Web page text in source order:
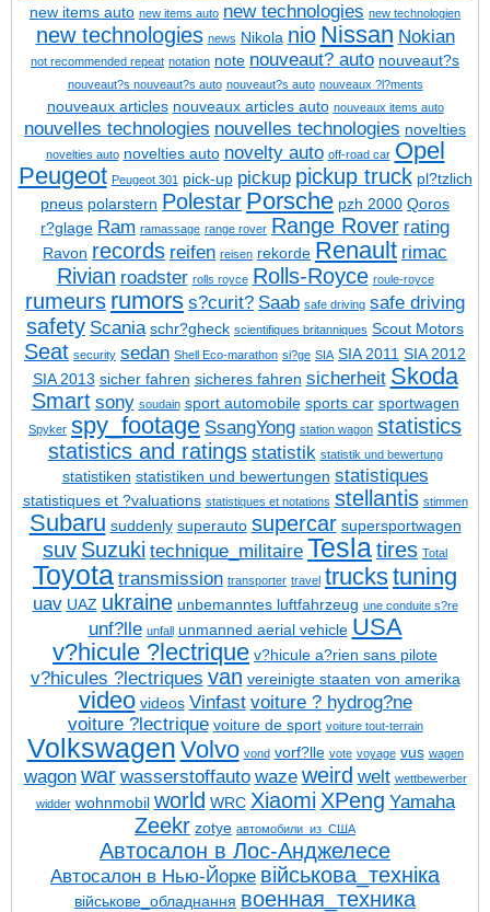
new items auto new items auto new technologies new technologien
new technologies news Nikola nio Nissan Nokian
not recommended repeat notation note nouveaut? auto nouveaut?s
nouveaut?s nouveaut?s auto nouveaut?s auto nouveaux ?l?ments
nouveaux articles nouveaux articles auto nouveaux items auto
nouvelles technologies nouvelles technologies novelties
novelties auto novelties auto novelty auto off-road car Opel
Peugeot Peugeot 301 pick-up pickup pickup truck pl?tzlich
pneus polarstern Polestar Porsche pzh 2000 Qoros
r?glage Ram ramassage range rover Range Rover rating
Ravon records reifen reisen rekorde Renault rimac
Rivian roadster rolls royce Rolls-Royce roule-royce
rumeurs rumors s?curit? Saab safe driving safe driving
safety Scania schr?gheck scientifiques britanniques Scout Motors
Seat security sedan Shell Eco-marathon si?ge SIA SIA 2011 SIA 2012
SIA 2013 sicher fahren sicheres fahren sicherheit Skoda
Smart sony soudain sport automobile sports car sportwagen
Spyker spy_footage SsangYong station wagon statistics
statistics and ratings statistik statistik und bewertung
statistiken statistiken und bewertungen statistiques
statistiques et ?valuations statistiques et notations stellantis stimmen
Subaru suddenly superauto supercar supersportwagen
suv Suzuki technique_militaire Teslatires Total
Toyota transmission transporter travel truckstuning
uav UAZ ukraine unbemanntes luftfahrzeug une conduite s?re
unf?lle unfall unmanned aerial vehicle USA
v?hicule ?lectrique v?hicule a?rien sans pilote
v?hicules ?lectriques van vereinigte staaten von amerika
video videos Vinfast voiture ? hydrog?ne
voiture ?lectrique voiture de sport voiture tout-terrain
Volkswagen Volvo vond vorf?lle vote voyage vus wagen
wagon war wasserstoffauto waze weird welt wettbewerber
widder wohnmobil world WRC Xiaomi XPeng Yamaha
Zeekr zotye автомобили_из_США
Автосалон в Лос-Анджелесе
Автосалон в Нью-Йорке військова_техніка
військове_обладнання военная_техника